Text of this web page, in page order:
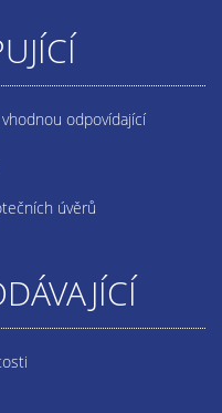
odpovídající
úvěrů